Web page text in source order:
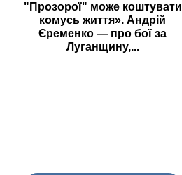
"Прозорої" може коштувати
комусь життя». Андрій
Єременко — про бої за
Луганщину,...